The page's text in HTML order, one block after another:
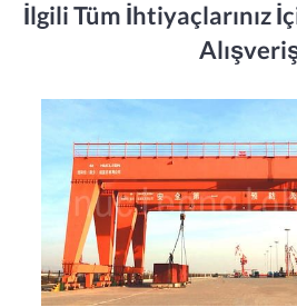
İlgili Tüm İhtiyaçlarınız